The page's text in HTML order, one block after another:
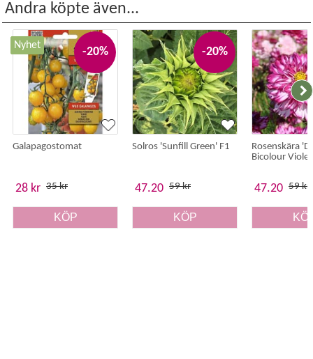
Andra köpte även...
-20%
Nyhet
Galapagostomat
28 kr 35 kr
KÖP
-20%
Solros 'Sunfill Green' F1
47.20 59 kr
KÖP
Rosenskära
Bicolour
47.20 59 kr